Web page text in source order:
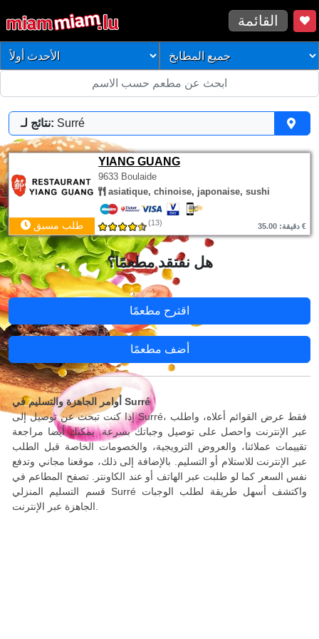
القائمة
نتائج لـ: Surré
YIANG GUANG
9633 Boulaide
asiatique, chinoise, japonaise, sushi
طلب مسبق (13) دقيقة: 35.00 €
هل نفتقد مطعمًا؟
اقترح مطعمًا
أضف مطعمًا
أوامر الجاهزة والتسليم في Surré
إذا كنت تبحث عن توصيل إلى Surré، فقط عرض القوائم أعلاه، واطلب
عبر الإنترنت واحصل على توصيل وجباتك بسرعة. يمكنك أيضا مراجعة
تقييمات عملائنا، والعروض الترويجية، والخصومات الخاصة قبل الطلب
عبر الإنترنت للاستلام أو التسليم. بالإضافة إلى ذلك، موقعنا مجاني وتدفع
نفس السعر كما لو طلبت عبر الهاتف أو عند الكاونتر. تصفح المطاعم في
قسم التسليم المنزلي Surré واكتشف أسهل طريقة لطلب الوجبات